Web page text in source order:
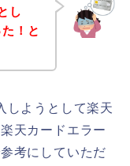
し
！と
しようとして楽天
天カードエラー
考にしていただ